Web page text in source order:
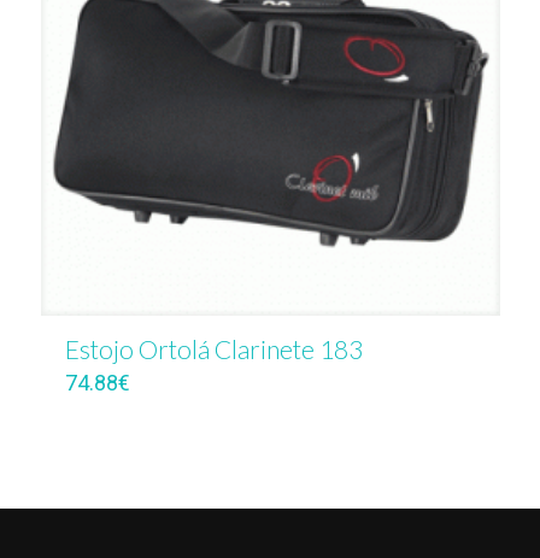
Estojo Ortolá Clarinete 183
74.88€